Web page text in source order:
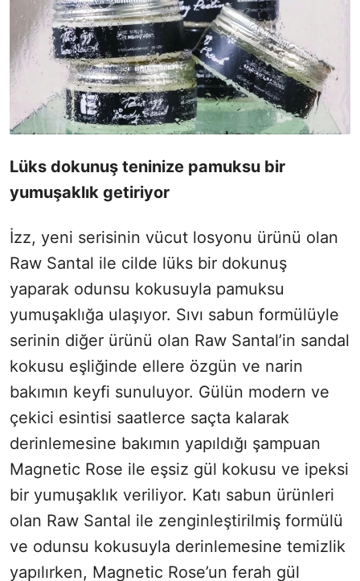
Lüks dokunuş teninize pamuksu bir
yumuşaklık getiriyor
İzz, yeni serisinin vücut losyonu ürünü olan
Raw Santal ile cilde lüks bir dokunuş
yaparak odunsu kokusuyla pamuksu
yumuşaklığa ulaşıyor. Sıvı sabun formülüyle
serinin diğer ürünü olan Raw Santal’in sandal
kokusu eşliğinde ellere özgün ve narin
bakımın keyfi sunuluyor. Gülün modern ve
çekici esintisi saatlerce saçta kalarak
derinlemesine bakımın yapıldığı şampuan
Magnetic Rose ile eşsiz gül kokusu ve ipeksi
bir yumuşaklık veriliyor. Katı sabun ürünleri
olan Raw Santal ile zenginleştirilmiş formülü
ve odunsu kokusuyla derinlemesine temizlik
yapılırken, Magnetic Rose’un ferah gül